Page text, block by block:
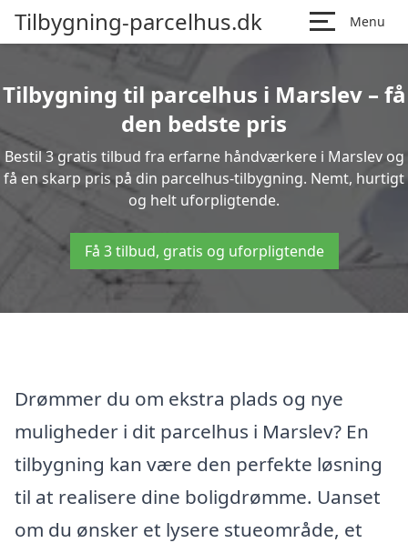
Tilbygning-parcelhus.dk Menu
Tilbygning til parcelhus i Marslev – få
den bedste pris
Bestil 3 gratis tilbud fra erfarne håndværkere i Marslev og
få en skarp pris på din parcelhus-tilbygning. Nemt, hurtigt
og helt uforpligtende.
Få 3 tilbud, gratis og uforpligtende
Drømmer du om ekstra plads og nye
muligheder i dit parcelhus i Marslev? En
tilbygning kan være den perfekte løsning
til at realisere dine boligdrømme. Uanset
om du ønsker et lysere stueområde, et